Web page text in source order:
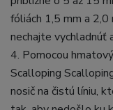
fóliách 1,5 mm a
nechajte vychladnúť
4. Pomocou
Scalloping
nosič na čistú líniu,